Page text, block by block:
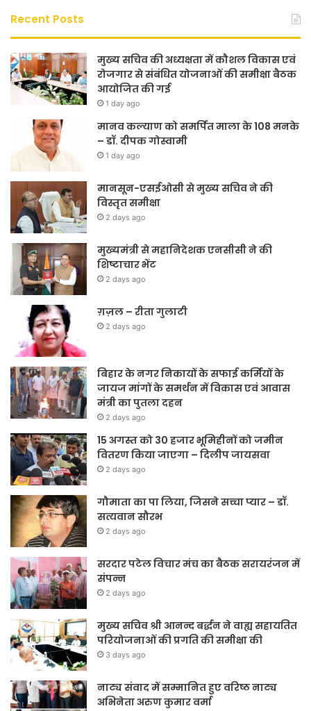
Recent Posts
मुख्य सचिव की अध्यक्षता में कौशल विकास एवं
रोजगार से संबंधित योजनाओं की समीक्षा बैठक
आयोजित की गई
1 day ago
मानव कल्याण को समर्पित माला के 108 मनके
– डॉ. दीपक गोस्वामी
1 day ago
मानसून-एसईओसी से मुख्य सचिव ने की
विस्तृत समीक्षा
2 days ago
मुख्यमंत्री से महानिदेशक एनसीसी ने की
शिष्टाचार भेंट
2 days ago
ग़ज़ल – रीता गुलाटी
2 days ago
बिहार के नगर निकायों के सफाई कर्मियों के
जायज मांगों के समर्थन में विकास एवं आवास
मंत्री का पुतला दहन
2 days ago
15 अगस्त को 30 हजार भूमिहीनों को जमीन
वितरण किया जाएगा – दिलीप जायसवा
2 days ago
गौमाता का पा लिया, जिसने सच्चा प्यार – डॉ.
सत्यवान सौरभ
2 days ago
सरदार पटेल विचार मंच का बैठक सरायरंजन में
संपन्न
2 days ago
मुख्य सचिव श्री आनन्द बर्द्धन ने वाह्य सहायतित
परियोजनाओं की प्रगति की समीक्षा की
3 days ago
नाट्य संवाद में सम्मानित हुए वरिष्ठ नाट्य
अभिनेता अरुण कुमार वर्मा